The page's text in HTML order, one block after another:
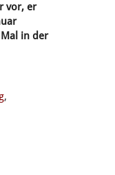
vor, er
in der
,